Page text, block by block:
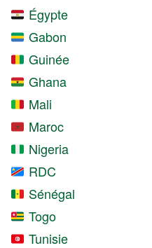
Égypte
Gabon
Guinée
Ghana
Mali
Maroc
Nigeria
RDC
Sénégal
Togo
Tunisie